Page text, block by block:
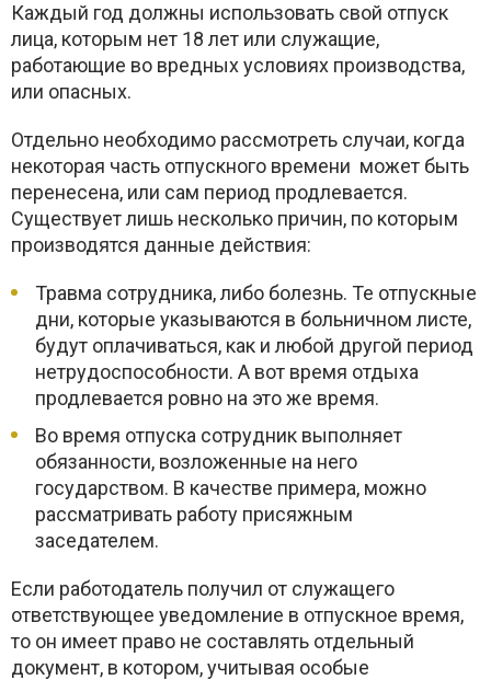
Каждый год должны использовать свой отпуск
лица, которым нет 18 лет или служащие,
работающие во вредных условиях производства,
или опасных.
Отдельно необходимо рассмотреть случаи, когда
некоторая часть отпускного времени может быть
перенесена, или сам период продлевается.
Существует лишь несколько причин, по которым
производятся данные действия:
Травма сотрудника, либо болезнь. Те отпускные
дни, которые указываются в больничном листе,
будут оплачиваться, как и любой другой период
нетрудоспособности. А вот время отдыха
продлевается ровно на это же время.
Во время отпуска сотрудник выполняет
обязанности, возложенные на него
государством. В качестве примера, можно
рассматривать работу присяжным
заседателем.
Если работодатель получил от служащего
ответствующее уведомление в отпускное время,
то он имеет право не составлять отдельный
документ, в котором, учитывая особые